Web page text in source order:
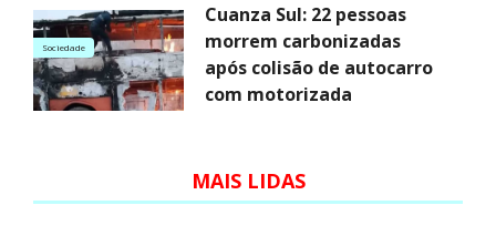
Sociedade
Cuanza Sul: 22 pessoas
morrem carbonizadas
após colisão de autocarro
com motorizada
MAIS LIDAS